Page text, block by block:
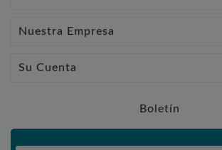
Nuestra Empresa
Su Cuenta
Boletín